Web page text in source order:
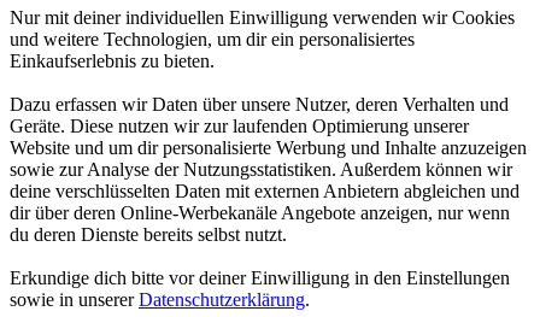
Nur mit deiner individuellen Einwilligung verwenden wir Cookies
und weitere Technologien, um dir ein personalisiertes
Einkaufserlebnis zu bieten.
Dazu erfassen wir Daten über unsere Nutzer, deren Verhalten und
Geräte. Diese nutzen wir zur laufenden Optimierung unserer
Website und um dir personalisierte Werbung und Inhalte anzuzeigen
sowie zur Analyse der Nutzungsstatistiken. Außerdem können wir
deine verschlüsselten Daten mit externen Anbietern abgleichen und
dir über deren Online-Werbekanäle Angebote anzeigen, nur wenn
du deren Dienste bereits selbst nutzt.
Erkundige dich bitte vor deiner Einwilligung in den Einstellungen
sowie in unsererDatenschutzerklärung.